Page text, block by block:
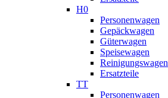
H0
Personenwagen
Gepäckwagen
Güterwagen
Speisewagen
Reinigungswagen
Ersatzteile
TT
Personenwagen